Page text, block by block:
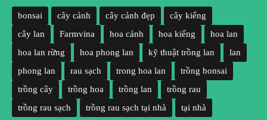
bonsai cây cảnh cây cảnh đẹp
cây kiểng
cây lan
Farmvina hoa cảnh hoa kiểng
hoa lan
hoa lan rừng
hoa phong lan kỹ thuật trồng lan
lan
phong lan
rau sạch trong hoa lan
trồng bonsai
trồng cây
trồng hoa trồng lan
trồng rau
trồng rau sạch
trồng rau sạch tại nhà tại nhà